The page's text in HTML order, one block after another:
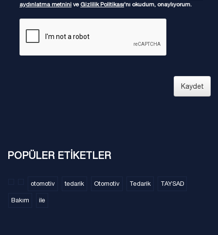
aydınlatma metnini ve Gizlilik Politikası'nı okudum, onaylıyorum.
Kaydet
POPÜLER ETİKETLER
otomotiv tedarik Otomotiv Tedarik TAYSAD
Bakım ile